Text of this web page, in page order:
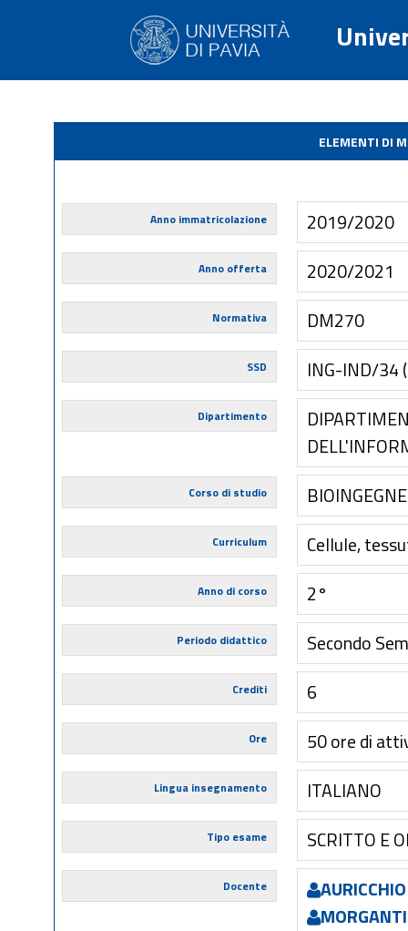
ELEMENTI DI
Anno immatricolazione 2019/2020
Anno offerta 2020/2021
Normativa DM270
SSD ING-IND/34
Dipartimento
Corso di studio
Curriculum Cellule,
Anno di corso 2°
Periodo didattico Secondo
Crediti 6
Ore 50 ore di
Lingua insegnamento ITALIANO
Tipo esame SCRITTO E
Docente